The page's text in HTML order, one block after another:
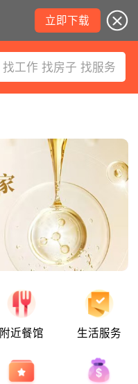
立即下载
找工作 找房子 找服务
附近餐馆 生活服务